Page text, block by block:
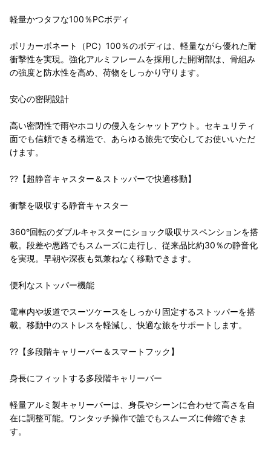
軽量かつタフな100％PCボディ
ポリカーボネート（PC）100％のボディは、軽量ながら優れた耐
衝撃性を実現。強化アルミフレームを採用した開閉部は、骨組み
の強度と防水性を高め、荷物をしっかり守ります。
安心の密閉設計
高い密閉性で雨やホコリの侵入をシャットアウト。セキュリティ
面でも信頼できる構造で、あらゆる旅先で安心してお使いいただ
けます。
??【超静音キャスター＆ストッパーで快適移動】
衝撃を吸収する静音キャスター
360°回転のダブルキャスターにショック吸収サスペンションを搭
載。段差や悪路でもスムーズに走行し、従来品比約30％の静音化
を実現。早朝や深夜も気兼ねなく移動できます。
便利なストッパー機能
電車内や坂道でスーツケースをしっかり固定するストッパーを搭
載。移動中のストレスを軽減し、快適な旅をサポートします。
??【多段階キャリーバー＆スマートフック】
身長にフィットする多段階キャリーバー
軽量アルミ製キャリーバーは、身長やシーンに合わせて高さを自
在に調整可能。ワンタッチ操作で誰でもスムーズに伸縮できま
す。